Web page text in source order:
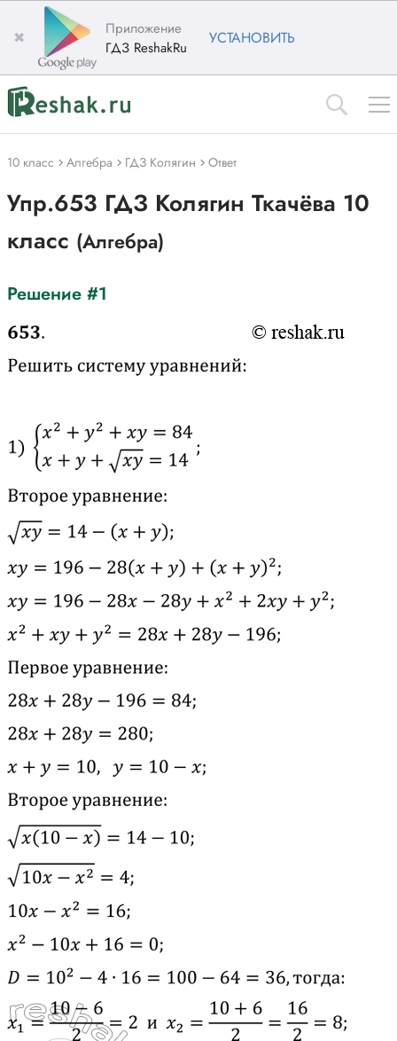
✖
Приложение
ГДЗ ReshakRu
УСТАНОВИТЬ
10 класс Алгебра ГДЗ Колягин Ответ
Упр.653 ГДЗ Колягин Ткачёва 10
класс (Алгебра)
Решение #1